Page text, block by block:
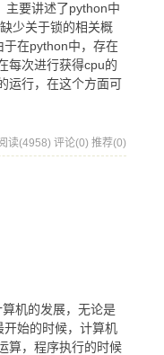
主要讲述了python中
少关于锁的相关概
于在python中，存在
每次进行获得cpu的
运行，在这个方面可
读(4958) 评论(0) 推荐(0)
机的发展，无论是
始的时候，计算机
算，程序执行的时候